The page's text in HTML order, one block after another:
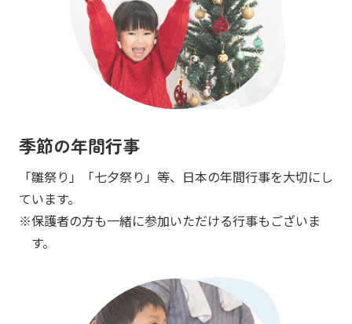
季節の年間行事
「雛祭り」「七夕祭り」等、日本の年間行事を大切にし
ています。
保護者の方も一緒に参加いただける行事もございま
す。